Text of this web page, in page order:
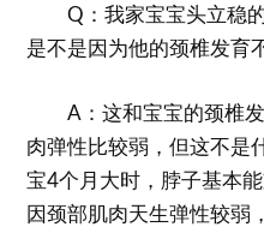
Q：我家宝宝头立稳的
是不是因为他的颈椎发育
A：这和宝宝的颈椎发
肉弹性比较弱，但这不是
宝4个月大时，脖子基本
因颈部肌肉天生弹性较弱